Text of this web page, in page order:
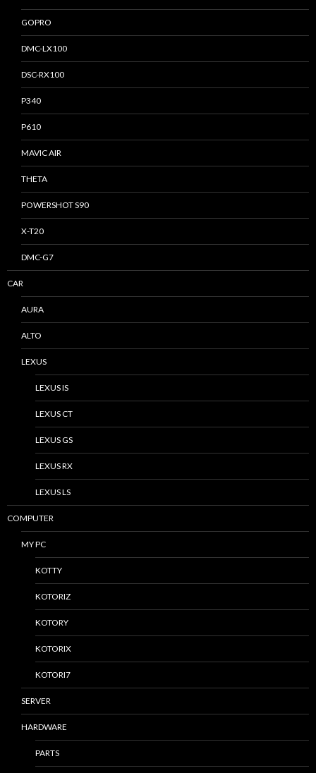
GOPRO
DMC-LX100
DSC-RX100
P340
P610
MAVIC AIR
THETA
POWERSHOT S90
X-T20
DMC-G7
CAR
AURA
ALTO
LEXUS
LEXUS IS
LEXUS CT
LEXUS GS
LEXUS RX
LEXUS LS
COMPUTER
MY PC
KOTTY
KOTORIZ
KOTORY
KOTORIX
KOTORI7
SERVER
HARDWARE
PARTS